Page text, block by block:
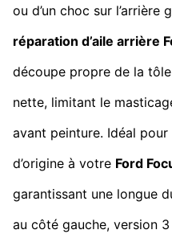
ou d’un choc sur l’arrière
réparation d’aile arrière
découpe propre de la
nette, limitant le
avant peinture. Idéal
d’origine à votre Ford
garantissant une longue
au côté gauche, version